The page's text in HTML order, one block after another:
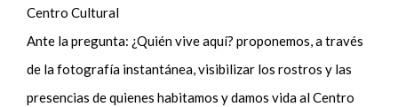
Centro Cultural
Ante la pregunta: ¿Quién vive aquí? proponemos, a través
de la fotografía instantánea, visibilizar los rostros y las
presencias de quienes habitamos y damos vida al Centro